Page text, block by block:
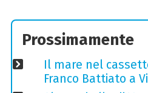
Prossimamente
Il mare nel
Franco Battiato a